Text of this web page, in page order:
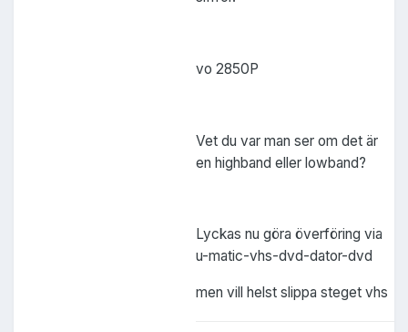
vo 2850P
Vet du var man ser om det är
en highband eller lowband?
Lyckas nu göra överföring via
u-matic-vhs-dvd-dator-dvd
men vill helst slippa steget vhs